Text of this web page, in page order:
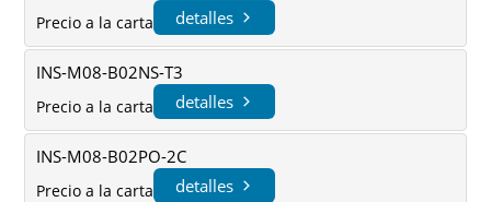
Precio a la carta detalles
INS-M08-B02NS-T3
Precio a la carta detalles
INS-M08-B02PO-2C
Precio a la carta detalles